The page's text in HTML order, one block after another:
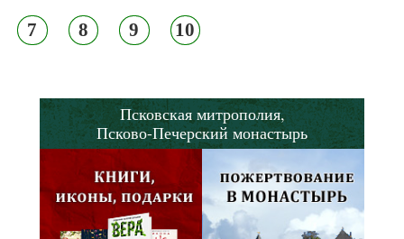
7 8 9 10
Псковская митрополия,
Псково-Печерский монастырь